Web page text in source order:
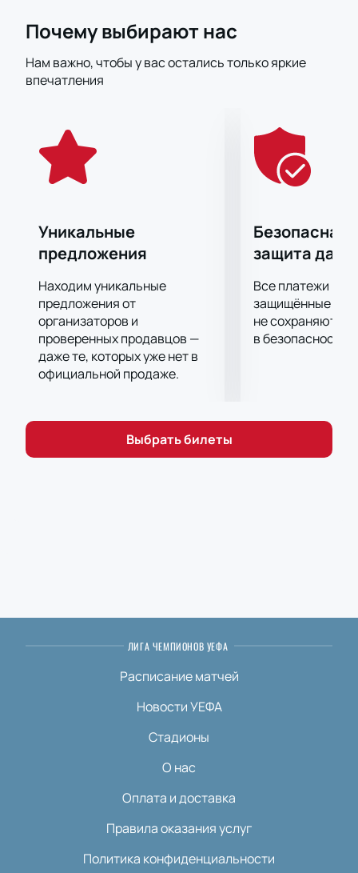
Почему выбирают нас
Нам важно, чтобы у вас остались только яркие
впечатления
Уникальные
предложения
Находим уникальные
предложения от
организаторов и
проверенных продавцов —
даже те, которых уже нет в
официальной продаже.
Безопасная
защита
Все платежи
защищённые
не сохраняются
в безопасности.
Выбрать билеты
ЛИГА ЧЕМПИОНОВ УЕФА
Расписание матчей
Новости УЕФА
Стадионы
О нас
Оплата и доставка
Правила оказания услуг
Политика конфиденциальности